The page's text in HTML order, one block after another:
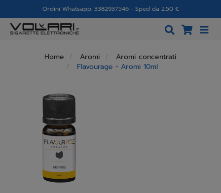
Ordini Whatsapp: 3382937546 - Sped da 2.50 €
Home Aromi
Aromi concentrati
Flavourage - Aromi 10ml